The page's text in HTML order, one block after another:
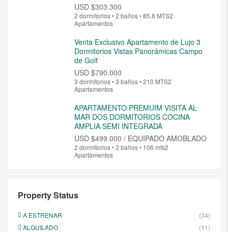
USD $303.300
2 dormitorios • 2 baños • 85.8 MTS2
Apartamentos
Venta Exclusivo Apartamento de Lujo 3
Dormitorios Vistas Panorámicas Campo
de Golf
USD $790.000
3 dormitorios • 3 baños • 210 MTS2
Apartamentos
APARTAMENTO PREMUIM VISITA AL
MAR DOS DORMITORIOS COCINA
AMPLIA SEMI INTEGRADA
USD $499.000 / EQUIPADO AMOBLADO
2 dormitorios • 2 baños • 106 mts2
Apartamentos
Property Status
A ESTRENAR
(34)
ALQUILADO
(11)